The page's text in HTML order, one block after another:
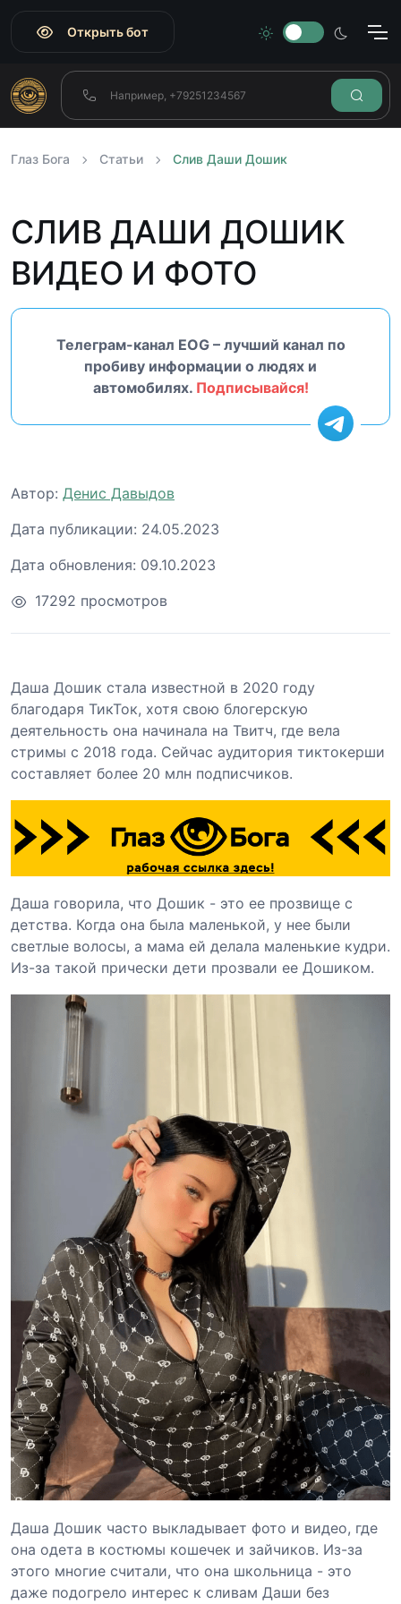
Открыть бот
Глаз Бога Статьи Слив Даши Дошик
СЛИВ ДАШИ ДОШИК
ВИДЕО И ФОТО
Телеграм-канал EOG – лучший канал по
пробиву информации о людях и
автомобилях. Подписывайся!
Автор: Денис Давыдов
Дата публикации: 24.05.2023
Дата обновления: 09.10.2023
17292 просмотров
Даша Дошик стала известной в 2020 году
благодаря ТикТок, хотя свою блогерскую
деятельность она начинала на Твитч, где вела
стримы с 2018 года. Сейчас аудитория тиктокерши
составляет более 20 млн подписчиков.
Даша говорила, что Дошик - это ее прозвище с
детства. Когда она была маленькой, у нее были
светлые волосы, а мама ей делала маленькие кудри.
Из-за такой прически дети прозвали ее Дошиком.
Даша Дошик часто выкладывает фото и видео, где
она одета в костюмы кошечек и зайчиков. Из-за
этого многие считали, что она школьница - это
даже подогрело интерес к сливам Даши без